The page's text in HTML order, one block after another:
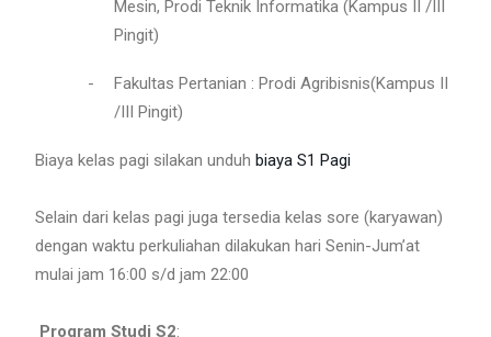
Mesin, Prodi Teknik Informatika (Kampus II /III
Pingit)
-
Fakultas Pertanian : Prodi Agribisnis(Kampus II
/III Pingit)
Biaya kelas pagi silakan unduh biaya S1 Pagi
Selain dari kelas pagi juga tersedia kelas sore (karyawan)
dengan waktu perkuliahan dilakukan hari Senin-Jum’at
mulai jam 16:00 s/d jam 22:00
Program Studi S2: